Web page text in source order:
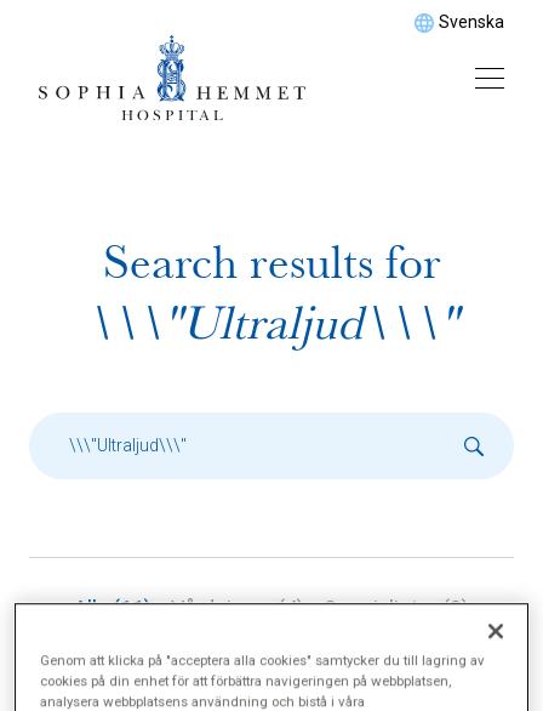
Svenska
Search results for
\\\"Ultraljud\\\"
Alla (11) Vårdgivare (4) Specialister (0)
Sidor (0) Press (0) Sophianytt (5)
Genom att klicka på "acceptera alla cookies" samtycker du till lagring av
cookies på din enhet för att förbättra navigeringen på webbplatsen,
analysera webbplatsens användning och bistå i våra